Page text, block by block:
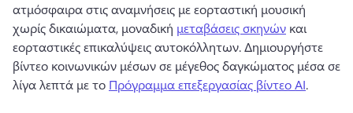
ατμόσφαιρα στις αναμνήσεις με εορταστική μουσική
χωρίς δικαιώματα, μοναδική μεταβάσεις σκηνών και
εορταστικές επικαλύψεις αυτοκόλλητων. Δημιουργήστε
βίντεο κοινωνικών μέσων σε μέγεθος δαγκώματος μέσα σε
λίγα λεπτά με το Πρόγραμμα επεξεργασίας βίντεο AI.